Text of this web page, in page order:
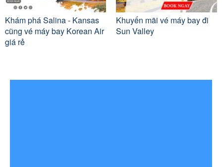
Khám phá Salina - Kansas
cũng vé máy bay Korean Air
giá rẻ
Khuyến mãi vé máy bay đi
Sun Valley